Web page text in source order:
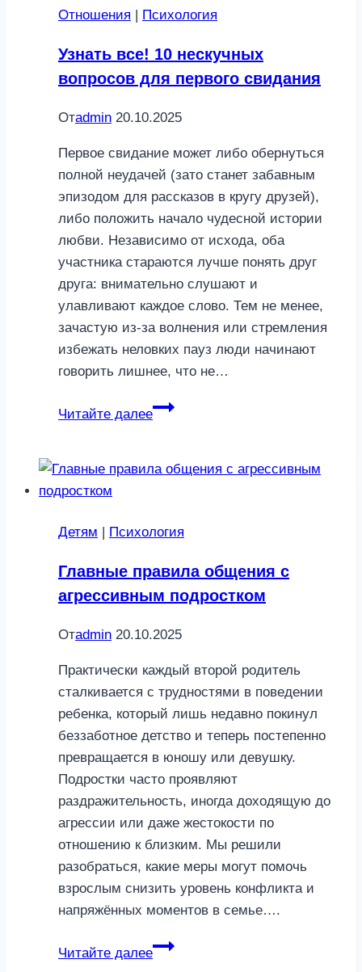
ребенка-
психологические
проблемы
Отношения Психология
Узнать все! 10 нескучных
вопросов для первого свидания
Отadmin 20.10.2025
Первое свидание может либо обернуться
полной неудачей (зато станет забавным
эпизодом для рассказов в кругу друзей),
либо положить начало чудесной истории
любви. Независимо от исхода, оба
участника стараются лучше понять друг
друга: внимательно слушают и
улавливают каждое слово. Тем не менее,
зачастую из-за волнения или стремления
избежать неловких пауз люди начинают
говорить лишнее, что не…
Читайте далее
Узнать
нескучных
первого
Детям Психология
Главные правила общения с
агрессивным подростком
Отadmin 20.10.2025
Практически каждый второй родитель
сталкивается с трудностями в поведении
ребенка, который лишь недавно покинул
беззаботное детство и теперь постепенно
превращается в юношу или девушку.
Подростки часто проявляют
раздражительность, иногда доходящую до
агрессии или даже жестокости по
отношению к близким. Мы решили
разобраться, какие меры могут помочь
взрослым снизить уровень конфликта и
напряжённых моментов в семье….
Читайте далее
Главные